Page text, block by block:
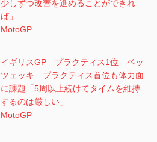
少しずつ改善を進めることができれ
ば」
MotoGP
イギリスGP プラクティス1位 ベッ
ツェッキ プラクティス首位も体力面
に課題「5周以上続けてタイムを維持
するのは厳しい」
MotoGP